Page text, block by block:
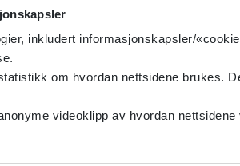
inkludert informasjonskapsler/
om hvordan nettsidene brukes.
videoklipp av hvordan